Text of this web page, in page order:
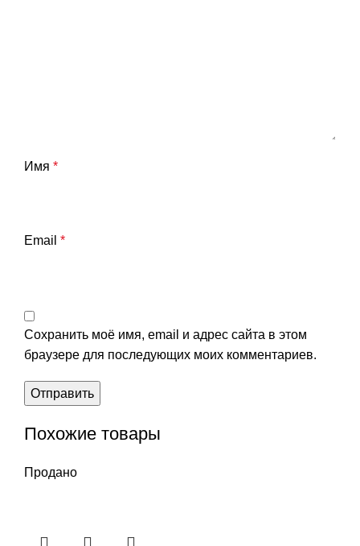
Имя *
Email *
Сохранить моё имя, email и адрес сайта в этом
браузере для последующих моих комментариев.
Похожие товары
Продано